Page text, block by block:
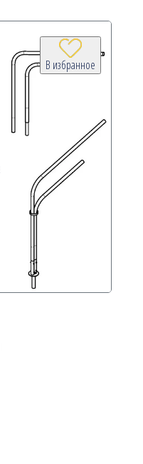
В избранное